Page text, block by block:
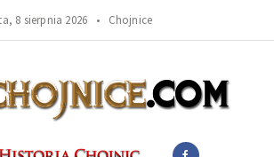
8 sierpnia 2026 • Chojnice